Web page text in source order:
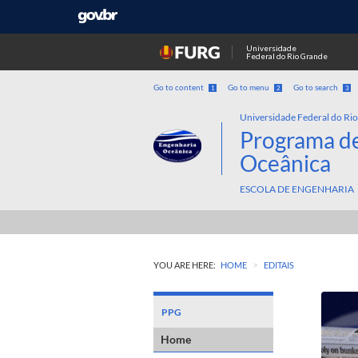
Universidade
Federal do Rio Grande
Go to content 1 Go to menu 2 Go to search 3
Universidade Federal do
Programa
Oceânica
ESCOLA DE ENGENHARIA
YOU ARE HERE: HOME > EDITAIS
PPG
Home